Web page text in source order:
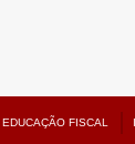
FISCAL